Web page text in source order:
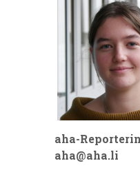
aha-
aha@aha.li